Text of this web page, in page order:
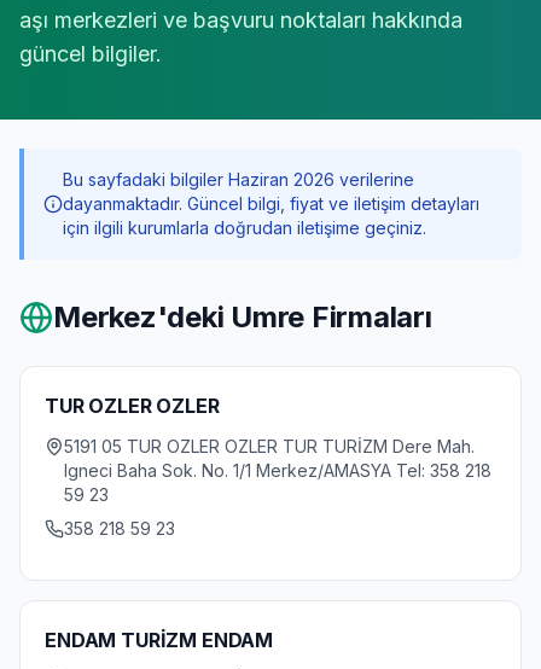
aşı merkezleri ve başvuru noktaları hakkında
güncel bilgiler.
Bu sayfadaki bilgiler Haziran 2026 verilerine
dayanmaktadır. Güncel bilgi, fiyat ve iletişim detayları
için ilgili kurumlarla doğrudan iletişime geçiniz.
Merkez'deki Umre Firmaları
TUR OZLER OZLER
5191 05 TUR OZLER OZLER TUR TURİZM Dere Mah.
Igneci Baha Sok. No. 1/1 Merkez/AMASYA Tel: 358 218
59 23
358 218 59 23
ENDAM TURİZM ENDAM